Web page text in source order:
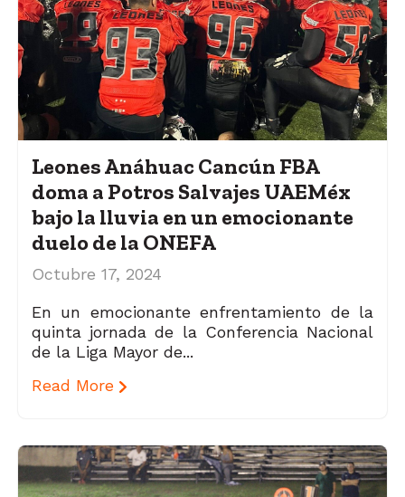
Leones Anáhuac Cancún FBA
doma a Potros Salvajes UAEMéx
bajo la lluvia en un emocionante
duelo de la ONEFA
Octubre 17, 2024
En un emocionante enfrentamiento de la
quinta jornada de la Conferencia Nacional
de la Liga Mayor de...
Read More